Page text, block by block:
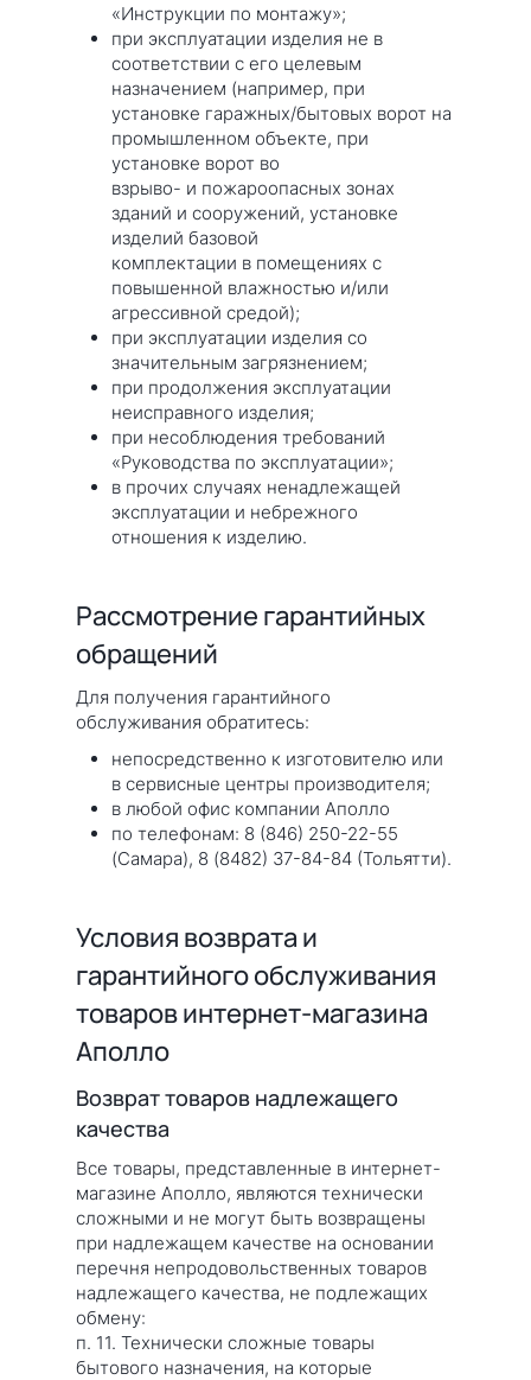
«Инструкции по монтажу»;
при эксплуатации изделия не в
соответствии с его целевым
назначением (например, при
установке гаражных/бытовых ворот на
промышленном объекте, при
установке ворот во
взрыво- и пожароопасных зонах
зданий и сооружений, установке
изделий базовой
комплектации в помещениях с
повышенной влажностью и/или
агрессивной средой);
при эксплуатации изделия со
значительным загрязнением;
при продолжения эксплуатации
неисправного изделия;
при несоблюдения требований
«Руководства по эксплуатации»;
в прочих случаях ненадлежащей
эксплуатации и небрежного
отношения к изделию.
Рассмотрение гарантийных
обращений
Для получения гарантийного
обслуживания обратитесь:
непосредственно к изготовителю или
в сервисные центры производителя;
в любой офис компании Аполло
по телефонам: 8 (846) 250-22-55
(Самара), 8 (8482) 37-84-84 (Тольятти).
Условия возврата и
гарантийного обслуживания
товаров интернет-магазина
Аполло
Возврат товаров надлежащего
качества
Все товары, представленные в интернет-
магазине Аполло, являются технически
сложными и не могут быть возвращены
при надлежащем качестве на основании
перечня непродовольственных товаров
надлежащего качества, не подлежащих
обмену:
п. 11. Технически сложные товары
бытового назначения, на которые